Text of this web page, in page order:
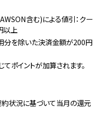
以上
てポイントが加算されます。